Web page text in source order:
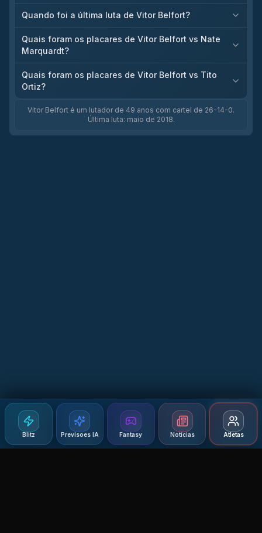
Blitz Previsoes IA Fantasy Notícias Atletas
Quando foi a última luta de Vitor Belfort?
Quais foram os placares de Vitor Belfort vs Nate
Marquardt?
Quais foram os placares de Vitor Belfort vs Tito
Ortiz?
Vitor Belfort é um lutador de 49 anos com cartel de 26-14-0.
Última luta: maio de 2018.